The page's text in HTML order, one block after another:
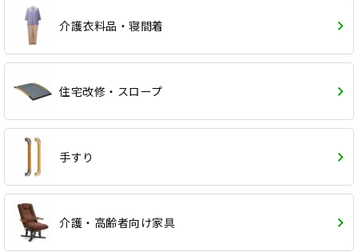
介護衣料品・寝間着
住宅改修・スロープ
手すり
介護・高齢者向け家具